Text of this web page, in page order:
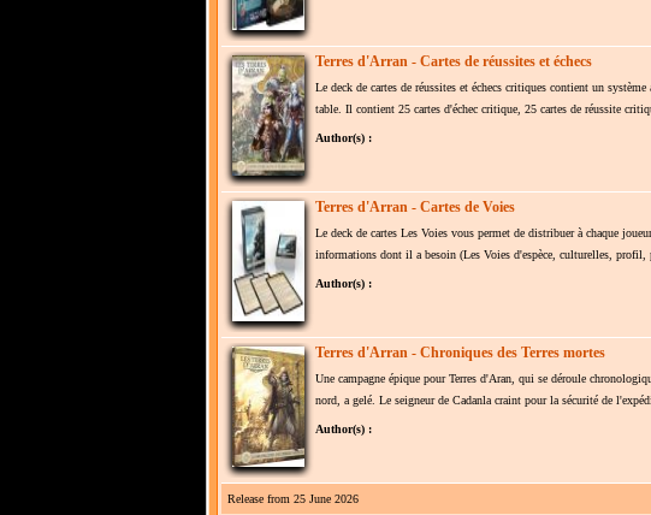
Terres d'Arran - Cartes de réussites et échecs
Le deck de cartes de réussites et échecs critiques contient un
table. Il contient 25 cartes d'échec critique, 25 cartes de réussite
Author(s) :
Terres d'Arran - Cartes de Voies
Le deck de cartes Les Voies vous permet de distribuer à chaque
informations dont il a besoin (Les Voies d'espèce, culturelles, profil,
Author(s) :
Terres d'Arran - Chroniques des Terres mortes
Une campagne épique pour Terres d'Aran, qui se déroule
nord, a gelé. Le seigneur de Cadanla craint pour la sécurité de
Author(s) :
Release from 25 June 2026